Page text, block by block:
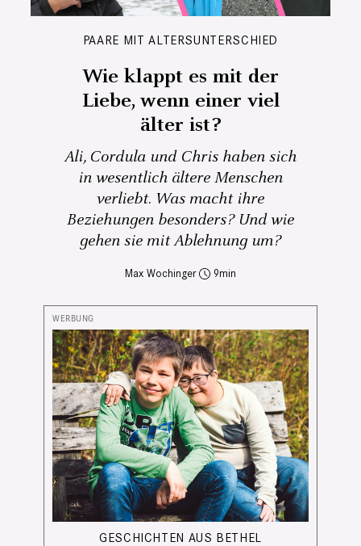
PAARE MIT ALTERSUNTERSCHIED
Wie klappt es mit der
Liebe, wenn einer viel
älter ist?
Ali, Cordula und Chris haben sich
in wesentlich ältere Menschen
verliebt. Was macht ihre
Beziehungen besonders? Und wie
gehen sie mit Ablehnung um?
Max Wochinger 9
GESCHICHTEN AUS BETHEL